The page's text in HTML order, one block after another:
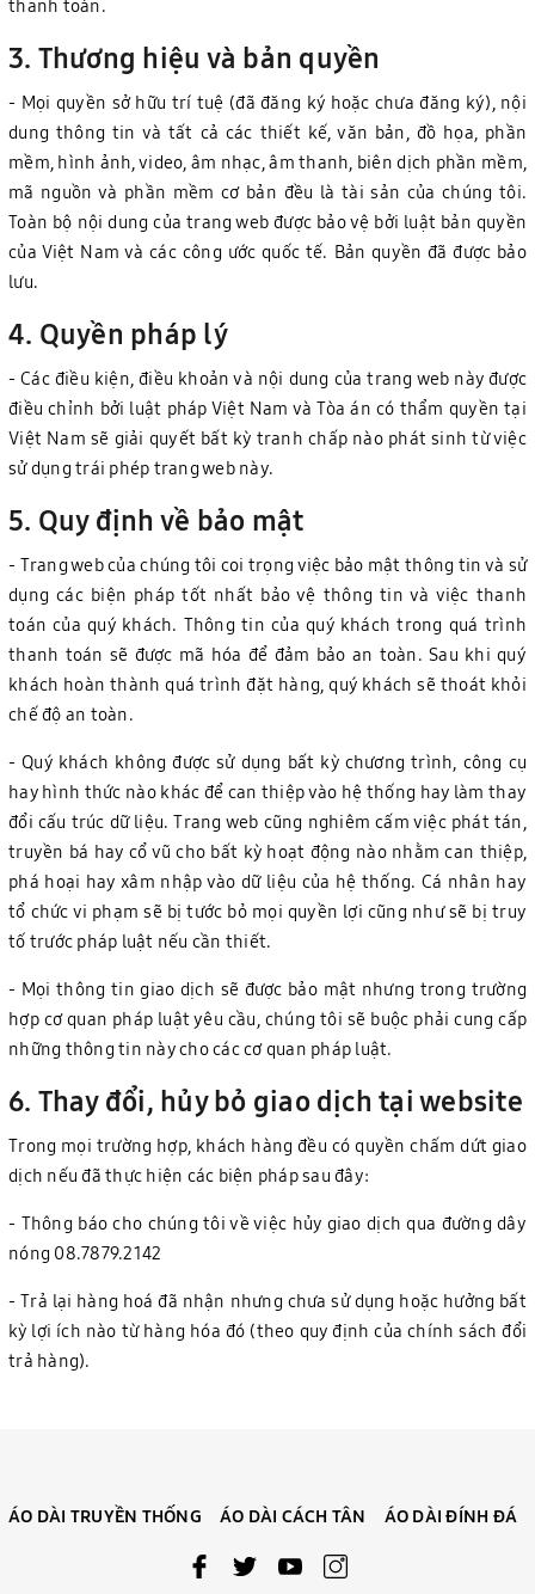
3. Thương hiệu và bản quyền
- Mọi quyền sở hữu trí tuệ (đã đăng ký hoặc chưa đăng ký), nội
dung thông tin và tất cả các thiết kế, văn bản, đồ họa, phần
mềm, hình ảnh, video, âm nhạc, âm thanh, biên dịch phần mềm,
mã nguồn và phần mềm cơ bản đều là tài sản của chúng tôi.
Toàn bộ nội dung của trang web được bảo vệ bởi luật bản quyền
của Việt Nam và các công ước quốc tế. Bản quyền đã được bảo
lưu.
4. Quyền pháp lý
- Các điều kiện, điều khoản và nội dung của trang web này được
điều chỉnh bởi luật pháp Việt Nam và Tòa án có thẩm quyền tại
Việt Nam sẽ giải quyết bất kỳ tranh chấp nào phát sinh từ việc
sử dụng trái phép trang web này.
5. Quy định về bảo mật
- Trang web của chúng tôi coi trọng việc bảo mật thông tin và sử
dụng các biện pháp tốt nhất bảo vệ thông tin và việc thanh
toán của quý khách. Thông tin của quý khách trong quá trình
thanh toán sẽ được mã hóa để đảm bảo an toàn. Sau khi quý
khách hoàn thành quá trình đặt hàng, quý khách sẽ thoát khỏi
chế độ an toàn.
- Quý khách không được sử dụng bất kỳ chương trình, công cụ
hay hình thức nào khác để can thiệp vào hệ thống hay làm thay
đổi cấu trúc dữ liệu. Trang web cũng nghiêm cấm việc phát tán,
truyền bá hay cổ vũ cho bất kỳ hoạt động nào nhằm can thiệp,
phá hoại hay xâm nhập vào dữ liệu của hệ thống. Cá nhân hay
tổ chức vi phạm sẽ bị tước bỏ mọi quyền lợi cũng như sẽ bị truy
tố trước pháp luật nếu cần thiết.
- Mọi thông tin giao dịch sẽ được bảo mật nhưng trong trường
hợp cơ quan pháp luật yêu cầu, chúng tôi sẽ buộc phải cung cấp
những thông tin này cho các cơ quan pháp luật.
6. Thay đổi, hủy bỏ giao dịch tại website
Trong mọi trường hợp, khách hàng đều có quyền chấm dứt giao
dịch nếu đã thực hiện các biện pháp sau đây:
- Thông báo cho chúng tôi về việc hủy giao dịch qua đường dây
nóng 08.7879.2142
- Trả lại hàng hoá đã nhận nhưng chưa sử dụng hoặc hưởng bất
kỳ lợi ích nào từ hàng hóa đó (theo quy định của chính sách đổi
trả hàng).
ÁO DÀI TRUYỀN THỐNG ÁO DÀI CÁCH TÂN ÁO DÀI ĐÍNH ĐÁ